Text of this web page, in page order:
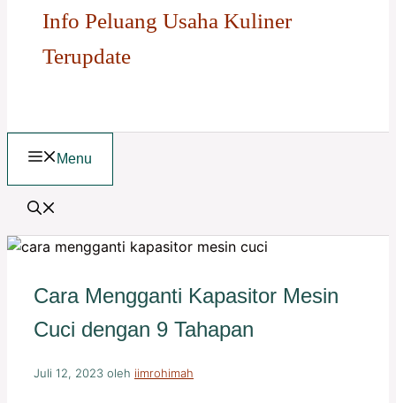
Info Peluang Usaha Kuliner
Terupdate
Menu
Cara Mengganti Kapasitor Mesin
Cuci dengan 9 Tahapan
Juli 12, 2023 oleh iimrohimah